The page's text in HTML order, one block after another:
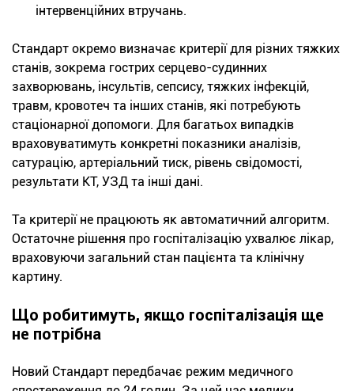
інтервенційних втручань.
Стандарт окремо визначає критерії для різних тяжких
станів, зокрема гострих серцево-судинних
захворювань, інсультів, сепсису, тяжких інфекцій,
травм, кровотеч та інших станів, які потребують
стаціонарної допомоги. Для багатьох випадків
враховуватимуть конкретні показники аналізів,
сатурацію, артеріальний тиск, рівень свідомості,
результати КТ, УЗД та інші дані.
Та критерії не працюють як автоматичний алгоритм.
Остаточне рішення про госпіталізацію ухвалює лікар,
враховуючи загальний стан пацієнта та клінічну
картину.
Що робитимуть, якщо госпіталізація ще
не потрібна
Новий Стандарт передбачає режим медичного